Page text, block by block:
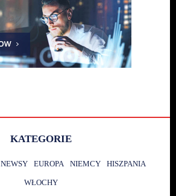
KATEGORIE
NEWSY EUROPA NIEMCY HISZPANIA
WŁOCHY